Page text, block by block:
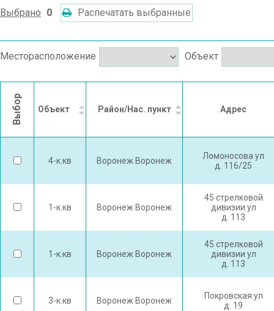
Выбрано 0 Распечатать выбранные
Месторасположение Объект
Выбор Объект Район/Нас. пункт Адрес
4-к.кв Воронеж Воронеж
Ломоносова ул
д. 116/25
1-к.кв Воронеж Воронеж
45 стрелковой
дивизии ул
д. 113
1-к.кв Воронеж Воронеж
45 стрелковой
дивизии ул
д. 113
3-к.кв Воронеж Воронеж
Покровская ул
д. 19